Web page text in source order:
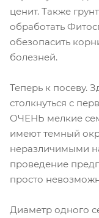
ценит. Также
обработать
обезопасить
болезней.
Теперь к посеву.
столкнуться с
ОЧЕНЬ мелкие
имеют темный
неразличимыми
проведение
просто
Диаметр одного